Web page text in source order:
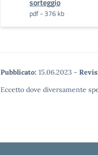
sorteggio
pdf - 376 kb
Pubblicato: 15.06.2023 -
Eccetto dove diversamente